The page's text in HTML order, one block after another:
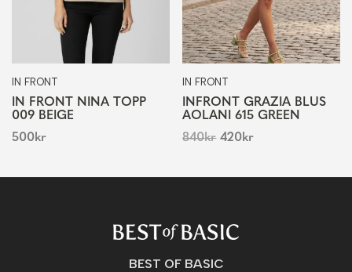
IN FRONT
IN FRONT NINA TOPP
009 BEIGE
500kr
IN FRONT
INFRONT GRAZIA BLUS
AOLANI 615 GREEN
840kr 420kr
BEST OF BASIC